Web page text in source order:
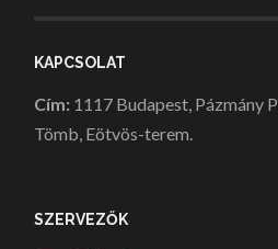
KAPCSOLAT
Cím: 1117 Budapest, Pázmány
Tömb, Eötvös-terem.
SZERVEZŐK